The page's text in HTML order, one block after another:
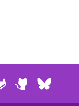
GitLab GitHub